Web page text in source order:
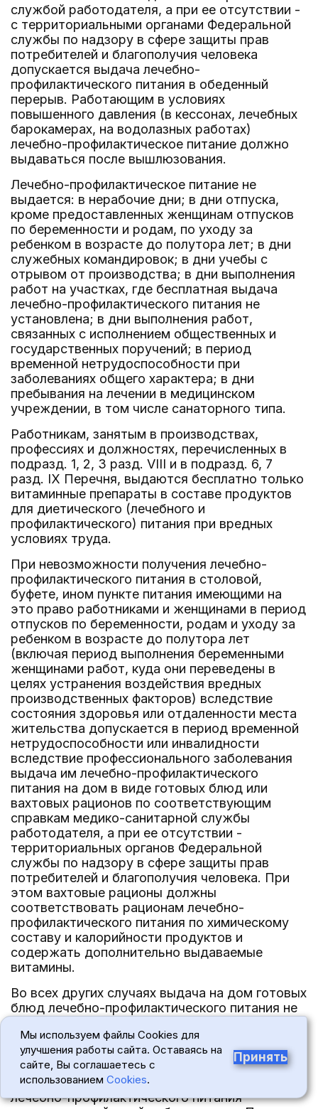
службой работодателя, а при ее отсутствии -
с территориальными органами Федеральной
службы по надзору в сфере защиты прав
потребителей и благополучия человека
допускается выдача лечебно-
профилактического питания в обеденный
перерыв. Работающим в условиях
повышенного давления (в кессонах, лечебных
барокамерах, на водолазных работах)
лечебно-профилактическое питание должно
выдаваться после вышлюзования.
Лечебно-профилактическое питание не
выдается: в нерабочие дни; в дни отпуска,
кроме предоставленных женщинам отпусков
по беременности и родам, по уходу за
ребенком в возрасте до полутора лет; в дни
служебных командировок; в дни учебы с
отрывом от производства; в дни выполнения
работ на участках, где бесплатная выдача
лечебно-профилактического питания не
установлена; в дни выполнения работ,
связанных с исполнением общественных и
государственных поручений; в период
временной нетрудоспособности при
заболеваниях общего характера; в дни
пребывания на лечении в медицинском
учреждении, в том числе санаторного типа.
Работникам, занятым в производствах,
профессиях и должностях, перечисленных в
подразд. 1, 2, 3 разд. VIII и в подразд. 6, 7
разд. IX Перечня, выдаются бесплатно только
витаминные препараты в составе продуктов
для диетического (лечебного и
профилактического) питания при вредных
условиях труда.
При невозможности получения лечебно-
профилактического питания в столовой,
буфете, ином пункте питания имеющими на
это право работниками и женщинами в период
отпусков по беременности, родам и уходу за
ребенком в возрасте до полутора лет
(включая период выполнения беременными
женщинами работ, куда они переведены в
целях устранения воздействия вредных
производственных факторов) вследствие
состояния здоровья или отдаленности места
жительства допускается в период временной
нетрудоспособности или инвалидности
вследствие профессионального заболевания
выдача им лечебно-профилактического
питания на дом в виде готовых блюд или
вахтовых рационов по соответствующим
справкам медико-санитарной службы
работодателя, а при ее отсутствии -
территориальных органов Федеральной
службы по надзору в сфере защиты прав
потребителей и благополучия человека. При
этом вахтовые рационы должны
соответствовать рационам лечебно-
профилактического питания по химическому
составу и калорийности продуктов и
содержать дополнительно выдаваемые
витамины.
Во всех других случаях выдача на дом готовых
блюд лечебно-профилактического питания не
питания за прошлое время, а также выплата
денежных компенсаций за неполученное
своевременно лечебно-профилактическое
питание, за исключением случаев неполучения
лечебно-профилактического питания
Мы используем файлы Cookies для
улучшения работы сайта. Оставаясь на
сайте, Вы соглашаетесь с
использованием Cookies.
Принять